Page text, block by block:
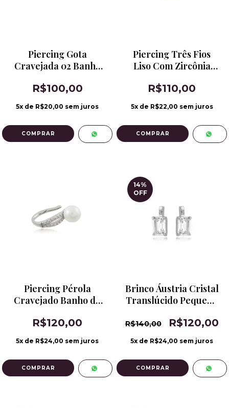
Piercing Gota
Cravejada 02 Banho
R$100,00
5x de R$20,00 sem juros
Piercing Três Fios
Liso Com Zircônia
R$110,00
5x de R$22,00 sem juros
Piercing Pérola
Cravejado Banho de
R$120,00
5x de R$24,00 sem juros
14%
OFF
Brinco Áustria Cristal
Translúcido Pequeno
R$140,00 R$120,00
5x de R$24,00 sem juros